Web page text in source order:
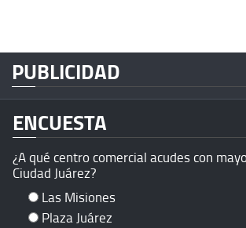
PUBLICIDAD
ENCUESTA
¿A qué centro comercial acudes con
Ciudad Juárez?
Las Misiones
Plaza Juárez